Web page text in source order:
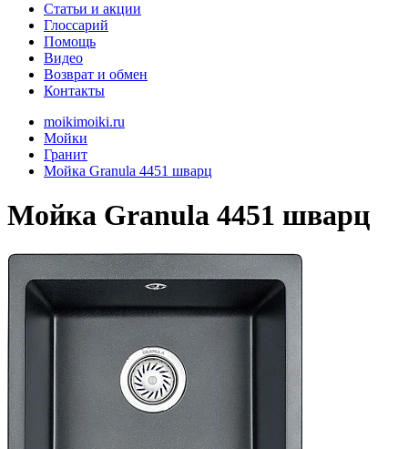
Статьи и акции
Глоссарий
Помощь
Видео
Возврат и обмен
Контакты
moikimoiki.ru
Мойки
Гранит
Мойка Granula 4451 шварц
Мойка Granula 4451 шварц